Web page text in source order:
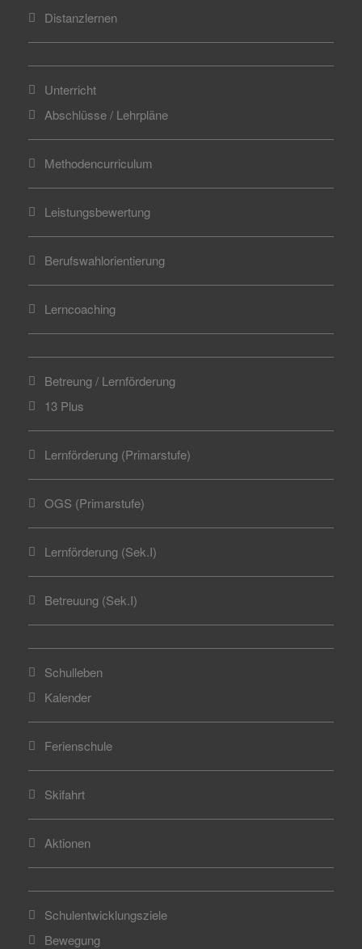
Distanzlernen
Unterricht
Abschlüsse / Lehrpläne
Methodencurriculum
Leistungsbewertung
Berufswahlorientierung
Lerncoaching
Betreung / Lernförderung
13 Plus
Lernförderung (Primarstufe)
OGS (Primarstufe)
Lernförderung (Sek.I)
Betreuung (Sek.I)
Schulleben
Kalender
Ferienschule
Skifahrt
Aktionen
Schulentwicklungsziele
Bewegung